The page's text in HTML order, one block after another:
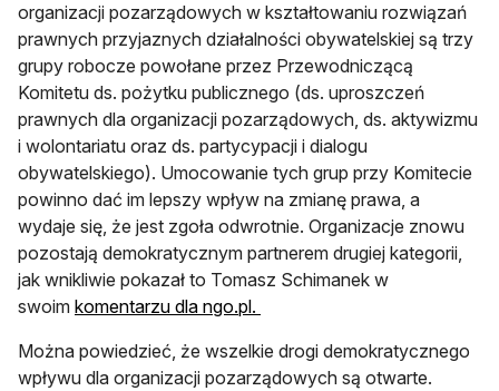
organizacji pozarządowych w kształtowaniu rozwiązań
prawnych przyjaznych działalności obywatelskiej są trzy
grupy robocze powołane przez Przewodniczącą
Komitetu ds. pożytku publicznego (ds. uproszczeń
prawnych dla organizacji pozarządowych, ds. aktywizmu
i wolontariatu oraz ds. partycypacji i dialogu
obywatelskiego). Umocowanie tych grup przy Komitecie
powinno dać im lepszy wpływ na zmianę prawa, a
wydaje się, że jest zgoła odwrotnie. Organizacje znowu
pozostają demokratycznym partnerem drugiej kategorii,
jak wnikliwie pokazał to Tomasz Schimanek w
swoim komentarzu dla ngo.pl.
Można powiedzieć, że wszelkie drogi demokratycznego
wpływu dla organizacji pozarządowych są otwarte.